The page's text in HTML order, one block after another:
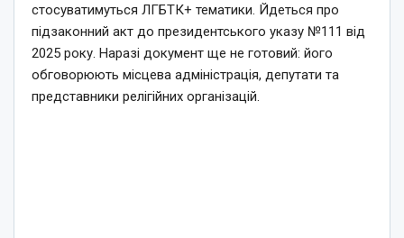
стосуватимуться ЛГБТК+ тематики. Йдеться про
підзаконний акт до президентського указу №111 від
2025 року. Наразі документ ще не готовий: його
обговорюють місцева адміністрація, депутати та
представники релігійних організацій.